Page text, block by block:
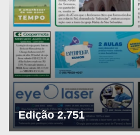
Edição 2.751